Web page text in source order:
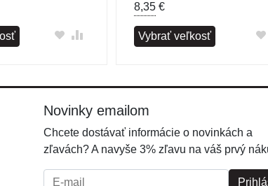
8,35€
Vybrať veľkosť
Novinky emailom
Chcete dostávať informácie o novinkách a
zľavách? A navyše 3% zľavu na váš prvý
E-mail: